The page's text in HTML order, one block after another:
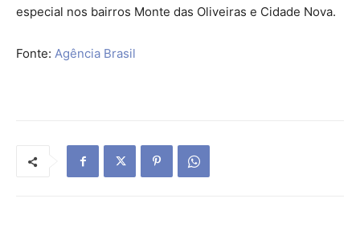
especial nos bairros Monte das Oliveiras e Cidade Nova.
Fonte: Agência Brasil